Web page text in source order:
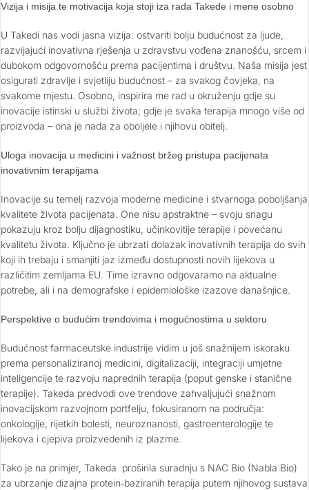
Vizija i misija te motivacija koja stoji iza rada Takede i mene osobno
U Takedi nas vodi jasna vizija: ostvariti bolju budućnost za ljude,
razvijajući inovativna rješenja u zdravstvu vođena znanošću, srcem i
dubokom odgovornošću prema pacijentima i društvu. Naša misija jest
osigurati zdravlje i svjetliju budućnost – za svakog čovjeka, na
svakome mjestu. Osobno, inspirira me rad u okruženju gdje su
inovacije istinski u službi života; gdje je svaka terapija mnogo više od
proizvoda – ona je nada za oboljele i njihovu obitelj.
Uloga inovacija u medicini i važnost bržeg pristupa pacijenata
inovativnim terapijama
Inovacije su temelj razvoja moderne medicine i stvarnoga poboljšanja
kvalitete života pacijenata. One nisu apstraktne – svoju snagu
pokazuju kroz bolju dijagnostiku, učinkovitije terapije i povećanu
kvalitetu života. Ključno je ubrzati dolazak inovativnih terapija do svih
koji ih trebaju i smanjiti jaz između dostupnosti novih lijekova u
različitim zemljama EU. Time izravno odgovaramo na aktualne
potrebe, ali i na demografske i epidemiološke izazove današnjice.
Perspektive o budućim trendovima i mogućnostima u sektoru
Budućnost farmaceutske industrije vidim u još snažnijem iskoraku
prema personaliziranoj medicini, digitalizaciji, integraciji umjetne
inteligencije te razvoju naprednih terapija (poput genske i stanične
terapije). Takeda predvodi ove trendove zahvaljujući snažnom
inovacijskom razvojnom portfelju, fokusiranom na područja:
onkologije, rijetkih bolesti, neuroznanosti, gastroenterologije te
lijekova i cjepiva proizvedenih iz plazme.
Tako je na primjer, Takeda proširila suradnju s NAC Bio (Nabla Bio)
za ubrzanje dizajna protein‑baziranih terapija putem njihovog sustava